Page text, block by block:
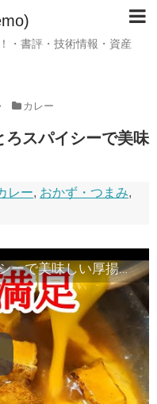
・書評・技術情報・資産
カレー
ろスパイシーで美味
レー, おかず・つまみ,
コスパ抜群！ふわとろスパイシーで美味しい厚揚げの絶品レシピ